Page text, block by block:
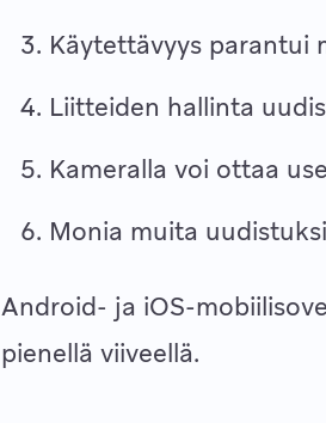
Käytettävyys parantui
Liitteiden hallinta
Kameralla voi ottaa
Monia muita
Android- ja iOS-
pienellä viiveellä.